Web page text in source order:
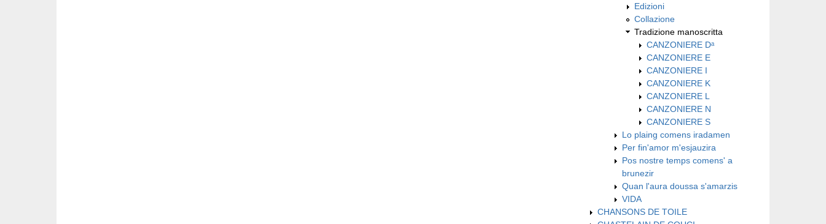
Edizioni
Collazione
Tradizione manoscritta
CANZONIERE Dᵃ
CANZONIERE E
CANZONIERE I
CANZONIERE K
CANZONIERE L
CANZONIERE N
CANZONIERE S
Lo plaing comens iradamen
Per fin'amor m'esjauzira
Pos nostre temps comens' a
brunezir
Quan l'aura doussa s'amarzis
VIDA
CHANSONS DE TOILE